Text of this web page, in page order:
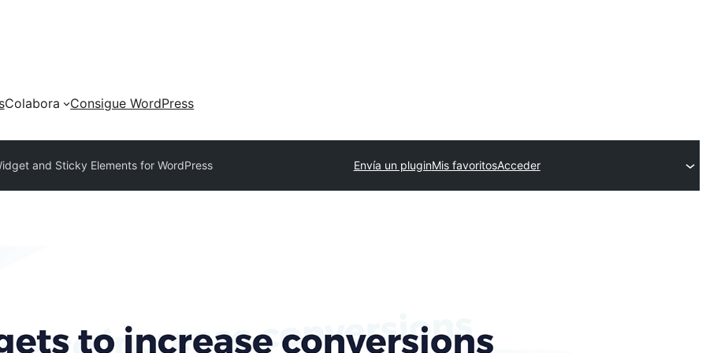
Colabora
Consigue WordPress
and Sticky Elements for WordPress Envía un pluginMis favoritosAcceder